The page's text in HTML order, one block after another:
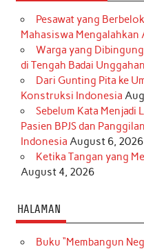
Pesawat yang
Mahasiswa Mengalahkan
Warga yang
di Tengah Badai Unggahan
Dari Gunting Pita ke
Konstruksi Indonesia
Sebelum Kata Menjadi
Pasien BPJS dan
Indonesia August 6, 2026
Ketika Tangan yang
August 4, 2026
HALAMAN
Buku “Membangun